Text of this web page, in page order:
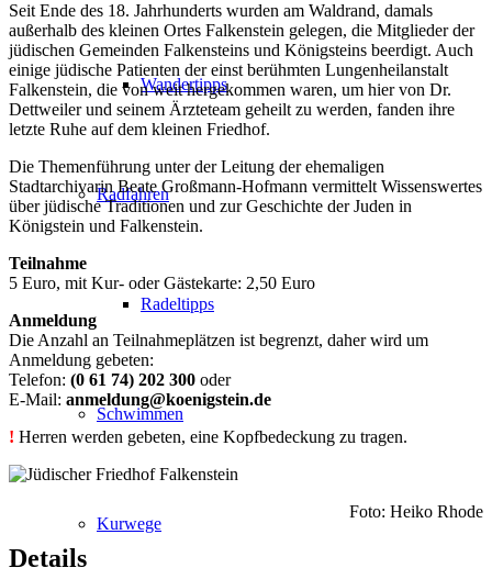
Wandertipps
Radfahren
Radeltipps
Schwimmen
Kurwege
Seit Ende des 18. Jahrhunderts wurden am Waldrand, damals
außerhalb des kleinen Ortes Falkenstein gelegen, die Mitglieder der
jüdischen Gemeinden Falkensteins und Königsteins beerdigt. Auch
einige jüdische Patienten der einst berühmten Lungenheilanstalt
Falkenstein, die von weit hergekommen waren, um hier von Dr.
Dettweiler und seinem Ärzteteam geheilt zu werden, fanden ihre
letzte Ruhe auf dem kleinen Friedhof.
Die Themenführung unter der Leitung der ehemaligen
Stadtarchivarin Beate Großmann-Hofmann vermittelt Wissenswertes
über jüdische Traditionen und zur Geschichte der Juden in
Königstein und Falkenstein.
Teilnahme
5 Euro, mit Kur- oder Gästekarte: 2,50 Euro
Anmeldung
Die Anzahl an Teilnahmeplätzen ist begrenzt, daher wird um
Anmeldung gebeten:
Telefon: (0 61 74) 202 300 oder
E-Mail: anmeldung@koenigstein.de
! Herren werden gebeten, eine Kopfbedeckung zu tragen.
Foto: Heiko Rhode
Details